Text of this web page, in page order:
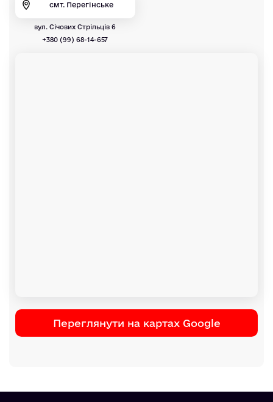
смт. Перегінське
вул. Січових Стрільців 6
+380 (99) 68-14-657
Переглянути на картах Google